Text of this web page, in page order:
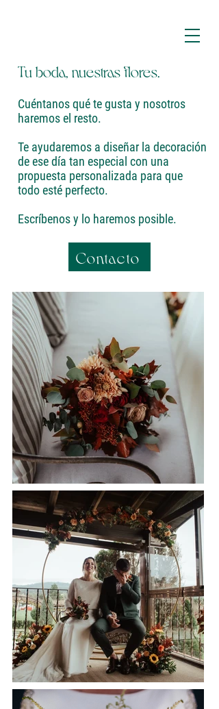
Tu boda, nuestras flores.
Cuéntanos qué te gusta y nosotros
haremos el resto.
Te ayudaremos a diseñar la decoración
de ese día tan especial con una
propuesta personalizada para que
todo esté perfecto.
Escríbenos y lo haremos posible.
Contacto